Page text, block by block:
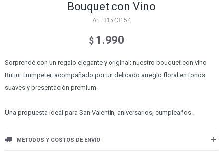
Bouquet con Vino
31543154
$ 1.990
Sorprendé con un regalo elegante y original: nuestro bouquet con vino
Rutini Trumpeter, acompañado por un delicado arreglo floral en tonos
suaves y presentación premium.
Una propuesta ideal para San Valentín, aniversarios, cumpleaños.
MÉTODOS Y COSTOS DE ENVÍO